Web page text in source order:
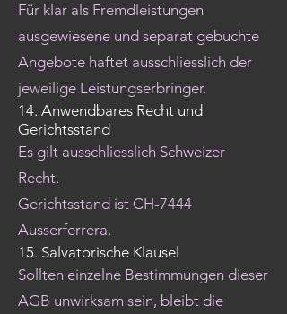
Für klar als Fremdleistungen
ausgewiesene und separat gebuchte
Angebote haftet ausschliesslich der
jeweilige Leistungserbringer.
14. Anwendbares Recht und
Gerichtsstand
Es gilt ausschliesslich Schweizer
Recht.
Gerichtsstand ist CH-7444
Ausserferrera.
15. Salvatorische Klausel
Sollten einzelne Bestimmungen dieser
AGB unwirksam sein, bleibt die